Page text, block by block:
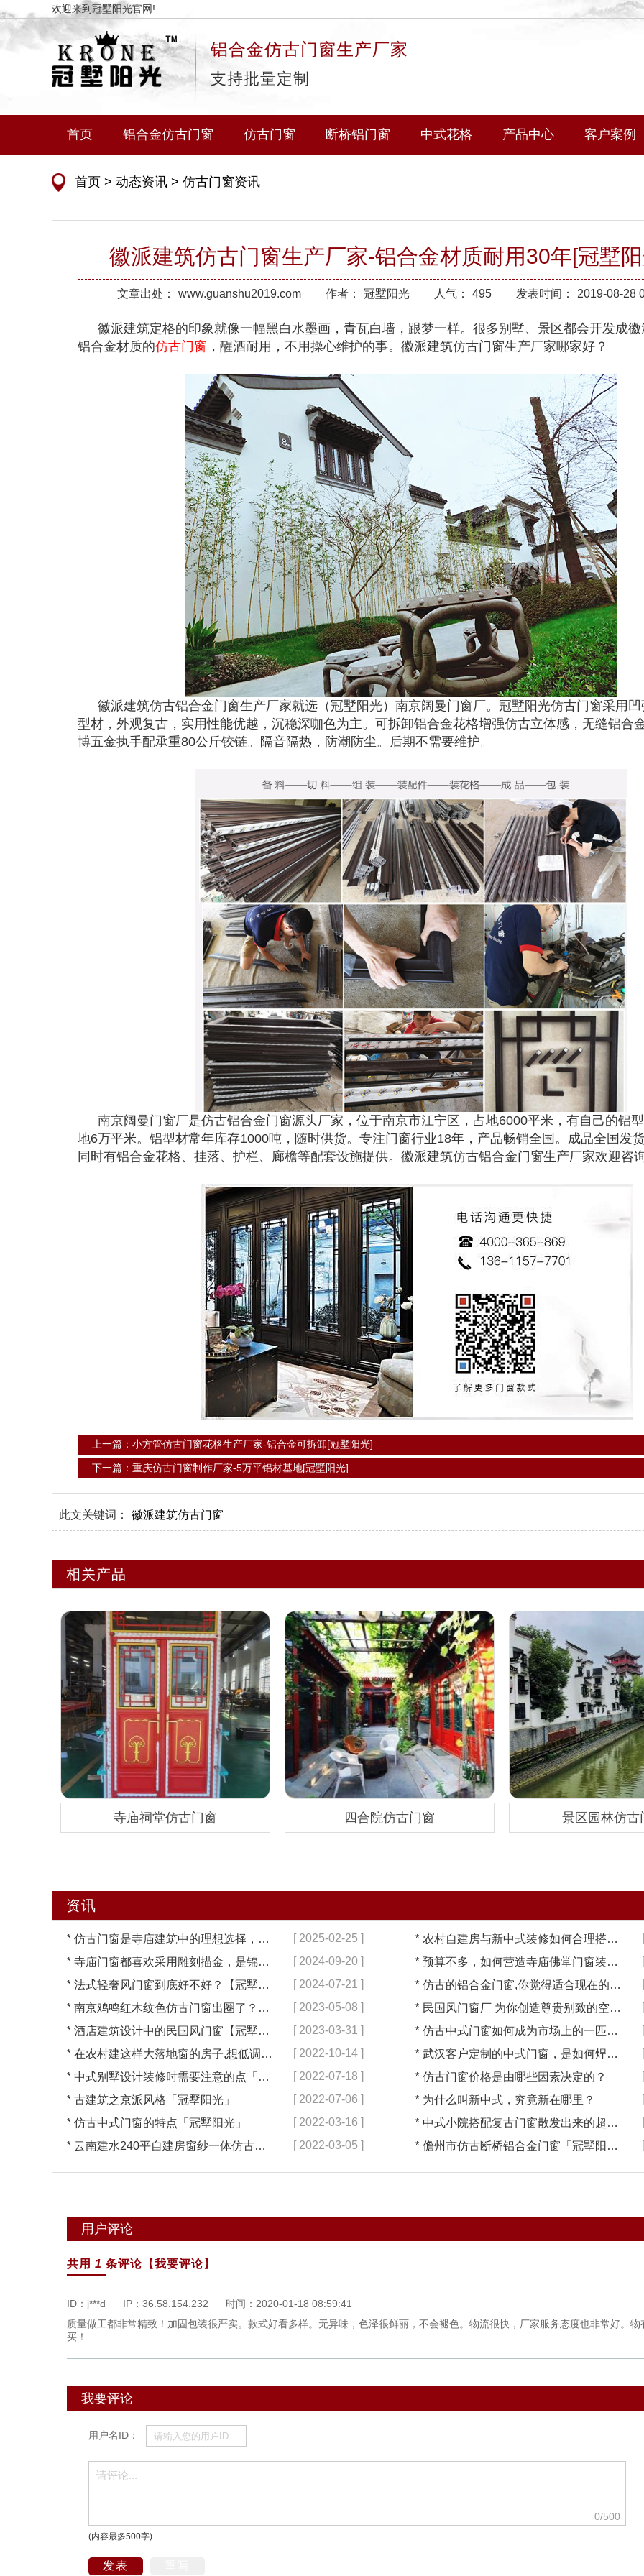
欢迎来到冠墅阳光官网!
铝合金仿古门窗生产厂家
支持批量定制
首页 铝合金仿古门窗 仿古门窗 断桥铝门窗 中式花格 产品中心 客户案例
首页 > 动态资讯 > 仿古门窗资讯
徽派建筑仿古门窗生产厂家-铝合金材质耐用30年[冠墅
文章出处： www.guanshu2019.com 作者： 冠墅阳光 人气： 495 发表时间： 2019-08-28
徽派建筑定格的印象就像一幅黑白水墨画，青瓦白墙，跟梦一样。很多别墅、景区都会开发成
铝合金材质的仿古门窗 ，醒酒耐用，不用操心维护的事。徽派建筑仿古门窗生产厂家哪家好？
徽派建筑仿古铝合金门窗生产厂家就选（冠墅阳光）南京阔曼门窗厂。冠墅阳光仿古门窗采用
型材，外观复古，实用性能优越，沉稳深咖色为主。可拆卸铝合金花格增强仿古立体感，无缝铝合
博五金执手配承重80公斤铰链。隔音隔热，防潮防尘。后期不需要维护。
南京阔曼门窗厂是仿古铝合金门窗源头厂家，位于南京市江宁区，占地6000平米，有自己的铝
地6万平米。铝型材常年库存1000吨，随时供货。专注门窗行业18年，产品畅销全国。成品全国发
同时有铝合金花格、挂落、护栏、廊檐等配套设施提供。徽派建筑仿古铝合金门窗生产厂家欢迎咨
上一篇：小方管仿古门窗花格生产厂家-铝合金可拆卸[冠墅阳光]
下一篇：重庆仿古门窗制作厂家-5万平铝材基地[冠墅阳光]
此文关键词： 徽派建筑仿古门窗
相关产品
寺庙祠堂仿古门窗 四合院仿古门窗 景区园林仿古
资讯
* 仿古门窗是寺庙建筑中的理想选择，换一次用终生【冠墅阳光】 [ 2025-02-25 ] * 农村自建房与新中式装修如何合理搭配【冠墅阳光】
* 寺庙门窗都喜欢采用雕刻描金，是锦上添花吗？【冠墅阳光】 [ 2024-09-20 ] * 预算不多，如何营造寺庙佛堂门窗装修【冠墅阳光】
* 法式轻奢风门窗到底好不好？【冠墅阳光】 [ 2024-07-21 ] * 仿古的铝合金门窗,你觉得适合现在的装修吗?【冠墅阳光】
* 南京鸡鸣红木纹色仿古门窗出圈了？【冠墅阳光】 [ 2023-05-08 ] * 民国风门窗厂 为你创造尊贵别致的空间【冠墅阳光】
* 酒店建筑设计中的民国风门窗【冠墅阳光】 [ 2023-03-31 ] * 仿古中式门窗如何成为市场上的一匹黑马【冠墅阳光】
* 在农村建这样大落地窗的房子,想低调都难吧【冠墅阳光】 [ 2022-10-14 ] * 武汉客户定制的中式门窗，是如何焊接的呢？
* 中式别墅设计装修时需要注意的点「冠墅阳光」 [ 2022-07-18 ] * 仿古门窗价格是由哪些因素决定的？
* 古建筑之京派风格「冠墅阳光」 [ 2022-07-06 ] * 为什么叫新中式，究竟新在哪里？
* 仿古中式门窗的特点「冠墅阳光」 [ 2022-03-16 ] * 中式小院搭配复古门窗散发出来的超凡气质 「冠墅阳光」
* 云南建水240平自建房窗纱一体仿古门窗完工「冠墅阳光」 [ 2022-03-05 ] * 儋州市仿古断桥铝合金门窗「冠墅阳光」
用户评论
共用 1 条评论 【我要评论】
ID：j***d IP：36.58.154.232 时间： 2020-01-18 08:59:41
质量做工都非常精致！加固包装很严实。款式好看多样。无异味，色泽很鲜丽，不会褪色。物流很快，厂家服务态度也非常好。物
买！
我要评论
用户名ID：
0/500
(内容最多500字)
发表